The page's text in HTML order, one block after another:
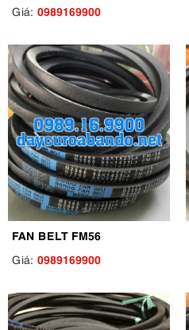
Giá: 0989169900
FAN BELT FM56
Giá: 0989169900